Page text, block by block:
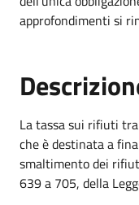
approfondimenti si
La tassa sui rifiuti
che è destinata a
smaltimento dei
639 a 705, della